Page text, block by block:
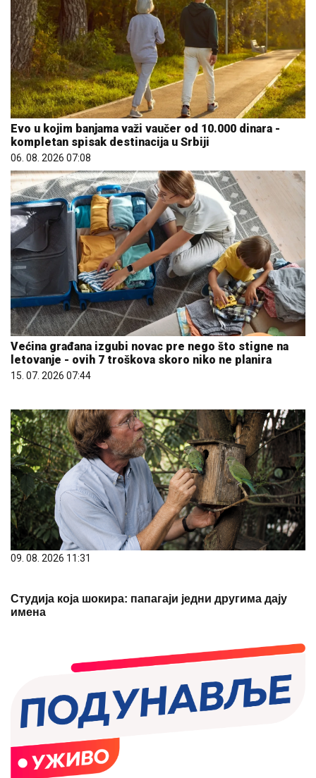
Evo u kojim banjama važi vaučer od 10.000 dinara -
kompletan spisak destinacija u Srbiji
06. 08. 2026 07:08
Većina građana izgubi novac pre nego što stigne na
letovanje - ovih 7 troškova skoro niko ne planira
15. 07. 2026 07:44
09. 08. 2026 11:31
Студија која шокира: папагаји једни другима дају
имена